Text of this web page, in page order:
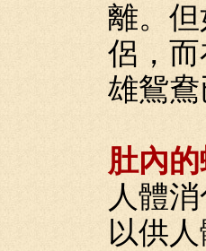
離。
侶，
雄鴛
肚內
人體
以供